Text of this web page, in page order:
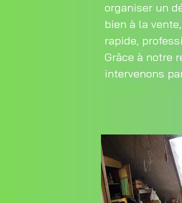
organiser un
bien à la
rapide,
Grâce à notre
intervenons
Particuliers : un